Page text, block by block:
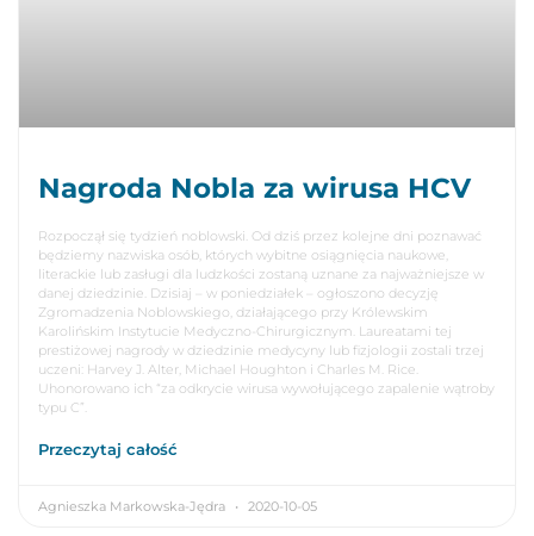
Nagroda Nobla za wirusa HCV
Rozpoczął się tydzień noblowski. Od dziś przez kolejne dni poznawać
będziemy nazwiska osób, których wybitne osiągnięcia naukowe,
literackie lub zasługi dla ludzkości zostaną uznane za najważniejsze w
danej dziedzinie. Dzisiaj – w poniedziałek – ogłoszono decyzję
Zgromadzenia Noblowskiego, działającego przy Królewskim
Karolińskim Instytucie Medyczno-Chirurgicznym. Laureatami tej
prestiżowej nagrody w dziedzinie medycyny lub fizjologii zostali trzej
uczeni: Harvey J. Alter, Michael Houghton i Charles M. Rice.
Uhonorowano ich “za odkrycie wirusa wywołującego zapalenie wątroby
typu C”.
Przeczytaj całość
Agnieszka Markowska-Jędra 2020-10-05